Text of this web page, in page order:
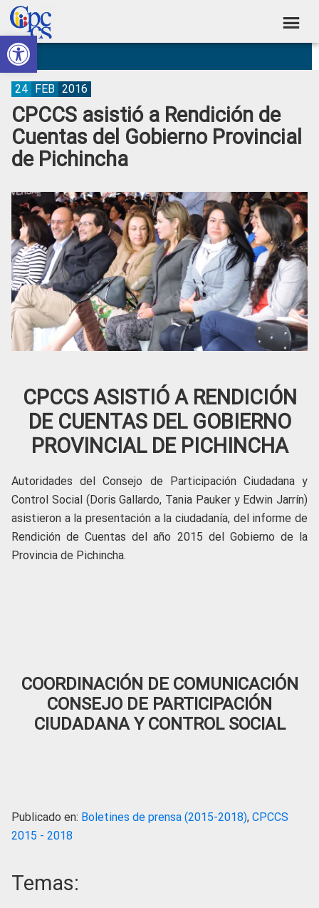
Abrir barra de herramientas
Skip
to
primary
navigation
Skip
to
main
content
Skip
to
primary
sidebar
Skip
to
footer
Consejo
de
Participación
Ciudadana
Control
Social
Construyendo
Poder
Ciudadano
CPCCS asistió a Rendición de
Cuentas del Gobierno Provincial
de Pichincha
24 FEB 2016
CPCCS ASISTIÓ A RENDICIÓN
DE CUENTAS DEL GOBIERNO
PROVINCIAL DE PICHINCHA
Autoridades del Consejo de Participación Ciudadana y
Control Social (Doris Gallardo, Tania Pauker y Edwin Jarrín)
asistieron a la presentación a la ciudadanía, del informe de
Rendición de Cuentas del año 2015 del Gobierno de la
Provincia de Pichincha.
COORDINACIÓN DE COMUNICACIÓN
CONSEJO DE PARTICIPACIÓN
CIUDADANA Y CONTROL SOCIAL
Publicado en: Boletines de prensa (2015-2018), CPCCS
2015 - 2018
Temas: